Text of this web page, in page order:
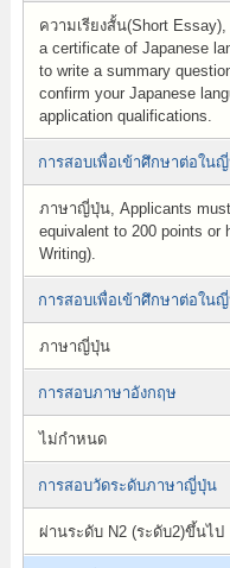
ความเรียงสั้น(Short
a certificate of Japanese
to write a summary
confirm your Japanese
application qualifications.
การสอบเพื่อเข้าศึกษาต่อใน
ภาษาญี่ปุ่น, Applicants
equivalent to 200 points or
Writing).
การสอบเพื่อเข้าศึกษาต่อใ
ภาษาญี่ปุ่น
การสอบภาษาอังกฤษ
ไม่กำหนด
การสอบวัดระดับภาษาญี่ปุ่น
ผ่านระดับ N2 (ระดับ2)ขึ้นไป